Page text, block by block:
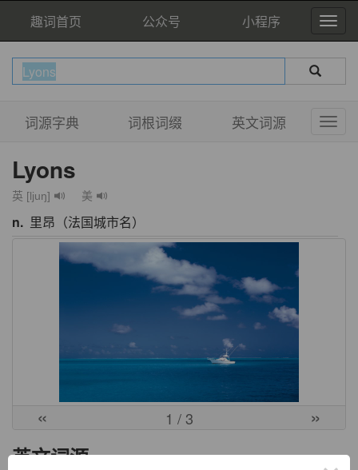
趣词首页 公众号 小程序
词源字典 词根词缀 英文词源
Lyons
英 [ljuŋ] 美
n. 里昂（法国城市名）
« 1 / 3 »
英文词源